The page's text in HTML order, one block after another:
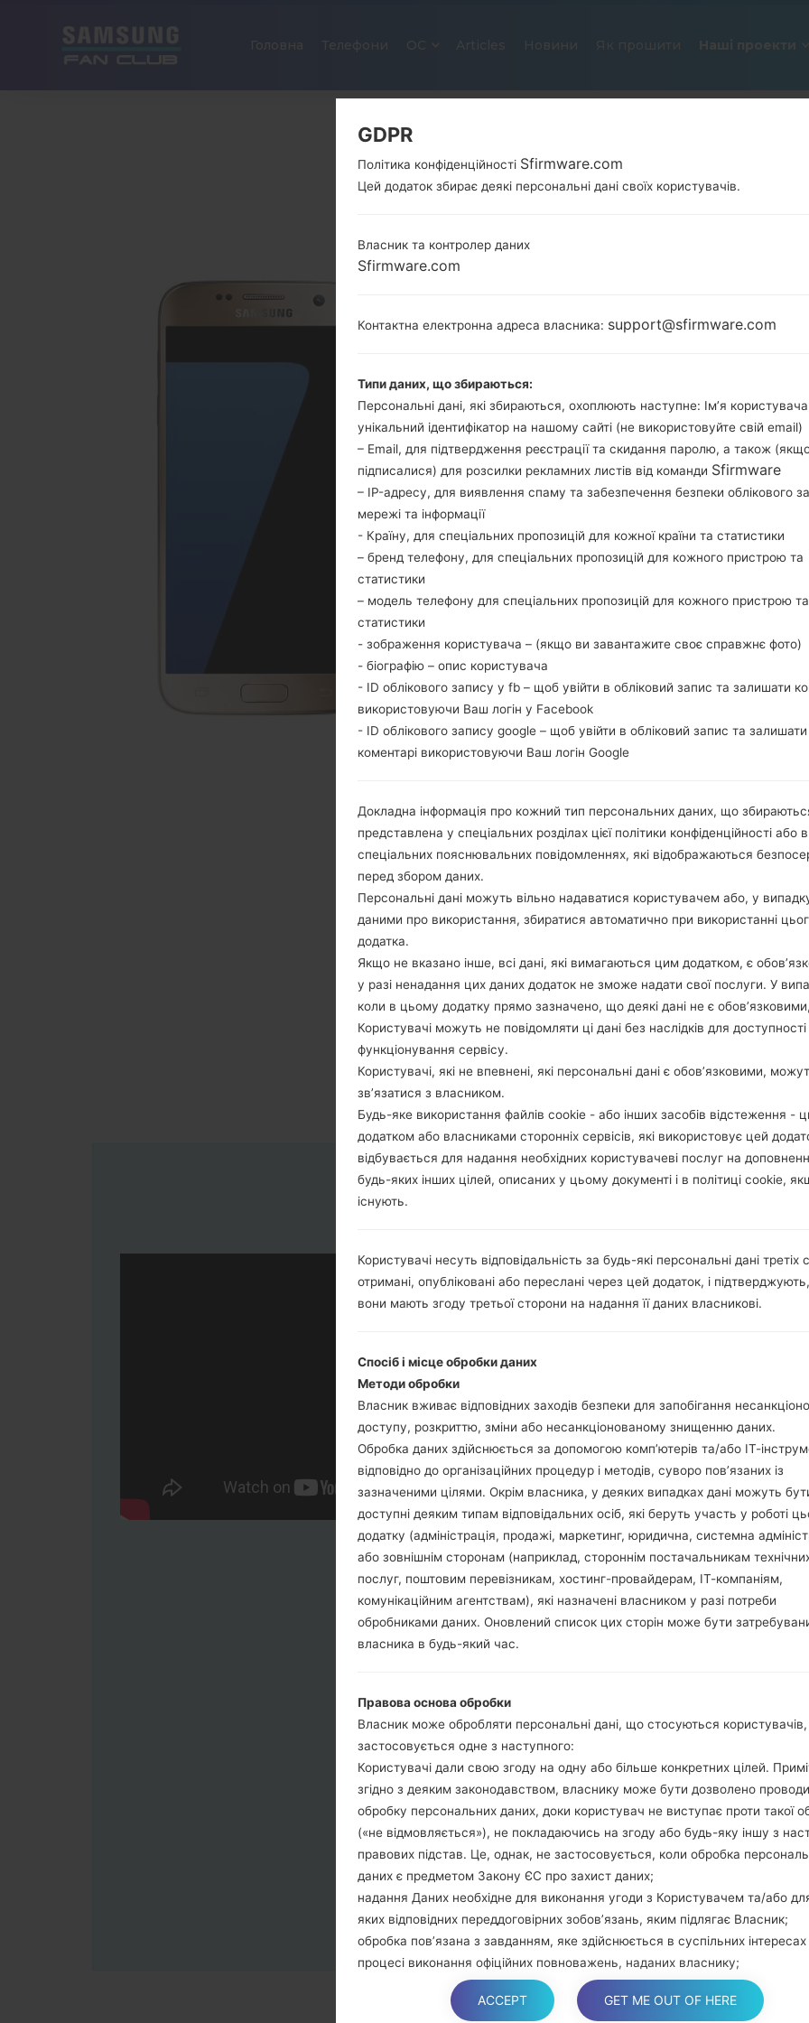
Новини Як прошити Наші проекти
ОФІЦІЙНА ПРОШИВКА #32292
SAMSUNGGALAXY S7
SM-
Завантажте останнє оновлення прошивки
перевірити, чи відповідає номер моделі
прошивки TMB для USA. Продукт
CSC G930TTMB4CRI2, MODEM версия
прошивки Android Oreo 8.0.0. Повна
на пристроях Samsung
НАЗВА ФАЙЛУ
SM-G930T_1_20180911080414_v
СИСТЕМА
CSC ВЕРСІЯ
РЕГІОН
1.ПЕРЕВІРТИ НАЯВНІСТЬ RECAPTCHA
Інструкції
Завантажте на свій
Далі завантажте та
Вам потрібно 1
HOME_CSC_***:
Додайте усі файли у
Якщо ви хочете
заводських
випадку виберіть
даних.
Тепер вимкніть
Натисніть та
гучності та Bixbi.
Натисніть та
гучності та додому.
звуку та Bixbi.
Натисніть та
збільшення гучності.
Далі підключить
виявити Ваш
екрані.
Вказуйте лише
В кінці
перезагрузиться та
GDPR
Політика конфіденційності Sfirmware.com
Цей додаток збирає деякі персональні дані своїх користувачів.
Власник та контролер даних
Sfirmware.com
Контактна електронна адреса власника: support@sfirmware.com
Типи даних, що збираються:
Персональні дані, які збираються, охоплюють наступне: Ім’я
унікальний ідентифікатор на нашому сайті (не використовуйте свій email)
– Email, для підтвердження реєстрації та скидання паролю, а також
підписалися) для розсилки рекламних листів від команди Sfirmware
– IP-адресу, для виявлення спаму та забезпечення безпеки облікового
мережі та інформації
- Країну, для спеціальних пропозицій для кожної країни та статистики
– бренд телефону, для спеціальних пропозицій для кожного пристрою та
статистики
– модель телефону для спеціальних пропозицій для кожного пристрою та
статистики
- зображення користувача – (якщо ви завантажите своє справжнє фото)
- біографію – опис користувача
- ID облікового запису у fb – щоб увійти в обліковий запис та залишати
використовуючи Ваш логін у Facebook
- ID облікового запису google – щоб увійти в обліковий запис та залишати
коментарі використовуючи Ваш логін Google
Докладна інформація про кожний тип персональних даних, що
представлена у спеціальних розділах цієї політики конфіденційності або в
спеціальних пояснювальних повідомленнях, які відображаються
перед збором даних.
Персональні дані можуть вільно надаватися користувачем або, у
даними про використання, збиратися автоматично при використанні
додатка.
Якщо не вказано інше, всі дані, які вимагаються цим додатком, є
у разі ненадання цих даних додаток не зможе надати свої послуги. У
коли в цьому додатку прямо зазначено, що деякі дані не є обов’язковими,
Користувачі можуть не повідомляти ці дані без наслідків для
функціонування сервісу.
Користувачі, які не впевнені, які персональні дані є обов’язковими,
зв’язатися з власником.
Будь-яке використання файлів cookie - або інших засобів відстеження -
додатком або власниками сторонніх сервісів, які використовує цей
відбувається для надання необхідних користувачеві послуг на
будь-яких інших цілей, описаних у цьому документі і в політиці cookie,
існують.
Користувачі несуть відповідальність за будь-які персональні дані третіх
отримані, опубліковані або переслані через цей додаток, і
вони мають згоду третьої сторони на надання її даних власникові.
Спосіб і місце обробки даних
Методи обробки
Власник вживає відповідних заходів безпеки для запобігання
доступу, розкриттю, зміни або несанкціонованому знищенню даних.
Обробка даних здійснюється за допомогою комп’ютерів та/або ІТ-
відповідно до організаційних процедур і методів, суворо пов’язаних із
зазначеними цілями. Окрім власника, у деяких випадках дані можуть
доступні деяким типам відповідальних осіб, які беруть участь у роботі
додатку (адміністрація, продажі, маркетинг, юридична, системна
або зовнішнім сторонам (наприклад, стороннім постачальникам
послуг, поштовим перевізникам, хостинг-провайдерам, ІТ-компаніям,
комунікаційним агентствам), які назначені власником у разі потреби
обробниками даних. Оновлений список цих сторін може бути
власника в будь-який час.
Правова основа обробки
Власник може обробляти персональні дані, що стосуються
застосовується одне з наступного:
Користувачі дали свою згоду на одну або більше конкретних цілей.
згідно з деяким законодавством, власнику може бути дозволено
обробку персональних даних, доки користувач не виступає проти такої
(«не відмовляється»), не покладаючись на згоду або будь-яку іншу з
правових підстав. Це, однак, не застосовується, коли обробка
даних є предметом Закону ЄС про захист даних;
надання Даних необхідне для виконання угоди з Користувачем та/або
яких відповідних переддоговірних зобов’язань, яким підлягає Власник;
обробка пов’язана з завданням, яке здійснюється в суспільних
процесі виконання офіційних повноважень, наданих власнику;
обробка необхідна для цілей законних інтересів, які переслідує власник
ACCEPT GET ME OUT OF HERE